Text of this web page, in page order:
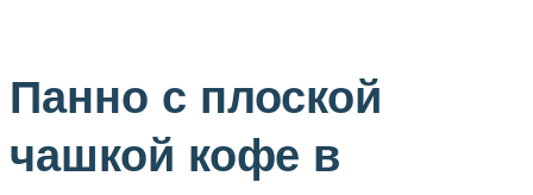
Панно с плоской
чашкой кофе в